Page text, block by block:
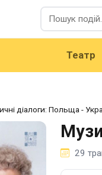
Театр
діалоги: Польща -
29